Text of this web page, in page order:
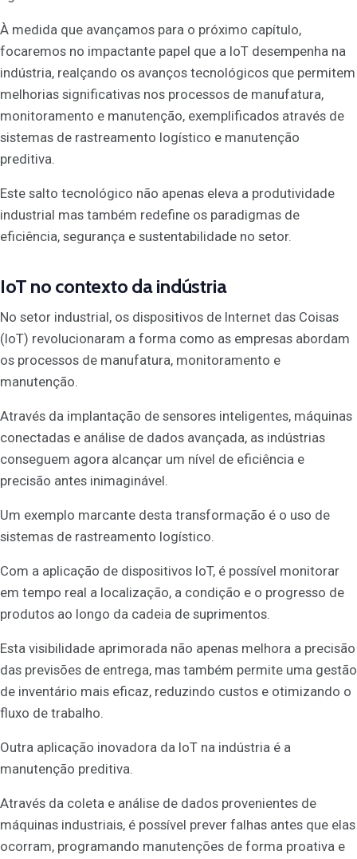
À medida que avançamos para o próximo capítulo,
focaremos no impactante papel que a IoT desempenha na
indústria, realçando os avanços tecnológicos que permitem
melhorias significativas nos processos de manufatura,
monitoramento e manutenção, exemplificados através de
sistemas de rastreamento logístico e manutenção
preditiva.
Este salto tecnológico não apenas eleva a produtividade
industrial mas também redefine os paradigmas de
eficiência, segurança e sustentabilidade no setor.
IoT no contexto da indústria
No setor industrial, os dispositivos de Internet das Coisas
(IoT) revolucionaram a forma como as empresas abordam
os processos de manufatura, monitoramento e
manutenção.
Através da implantação de sensores inteligentes, máquinas
conectadas e análise de dados avançada, as indústrias
conseguem agora alcançar um nível de eficiência e
precisão antes inimaginável.
Um exemplo marcante desta transformação é o uso de
sistemas de rastreamento logístico.
Com a aplicação de dispositivos IoT, é possível monitorar
em tempo real a localização, a condição e o progresso de
produtos ao longo da cadeia de suprimentos.
Esta visibilidade aprimorada não apenas melhora a precisão
das previsões de entrega, mas também permite uma gestão
de inventário mais eficaz, reduzindo custos e otimizando o
fluxo de trabalho.
Outra aplicação inovadora da IoT na indústria é a
manutenção preditiva.
Através da coleta e análise de dados provenientes de
máquinas industriais, é possível prever falhas antes que elas
ocorram, programando manutenções de forma proativa e